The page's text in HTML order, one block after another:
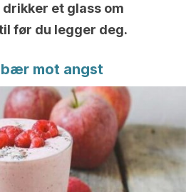
drikker et glass om
før du legger deg.
mot angst